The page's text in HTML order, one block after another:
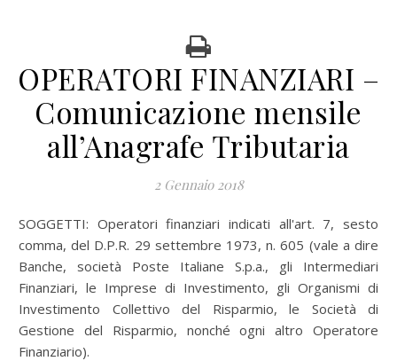
OPERATORI FINANZIARI –
Comunicazione mensile
all’Anagrafe Tributaria
2 Gennaio 2018
SOGGETTI: Operatori finanziari indicati all'art. 7, sesto
comma, del D.P.R. 29 settembre 1973, n. 605 (vale a dire
Banche, società Poste Italiane S.p.a., gli Intermediari
Finanziari, le Imprese di Investimento, gli Organismi di
Investimento Collettivo del Risparmio, le Società di
Gestione del Risparmio, nonché ogni altro Operatore
Finanziario).